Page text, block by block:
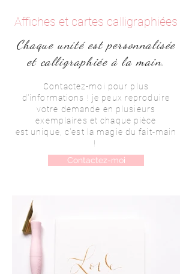
Affiches et cartes calligraphiées
Chaque unité est personnalisée
et calligraphiée à la main.
Contactez-moi pour plus
d'informations ! je peux reproduire
votre demande en plusieurs
exemplaires et chaque pièce
est unique, c'est la magie du fait-main
!
Contactez-moi